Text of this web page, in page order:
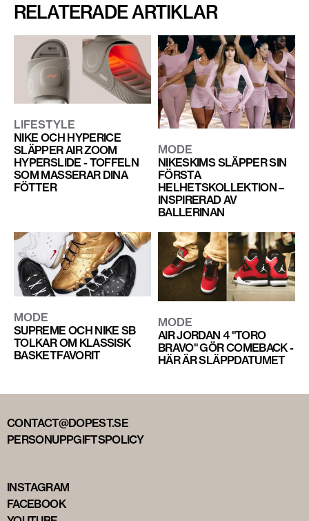
RELATERADE ARTIKLAR
LIFESTYLE
NIKE OCH HYPERICE
SLÄPPER AIR ZOOM
HYPERSLIDE - TOFFELN
SOM MASSERAR DINA
FÖTTER
MODE
NIKESKIMS SLÄPPER SIN
FÖRSTA
HELHETSKOLLEKTION –
INSPIRERAD AV
BALLERINAN
MODE
SUPREME OCH NIKE SB
TOLKAR OM KLASSISK
BASKETFAVORIT
MODE
AIR JORDAN 4 "TORO
BRAVO" GÖR COMEBACK -
HÄR ÄR SLÄPPDATUMET
CONTACT@DOPEST.SE
PERSONUPPGIFTSPOLICY
INSTAGRAM
FACEBOOK